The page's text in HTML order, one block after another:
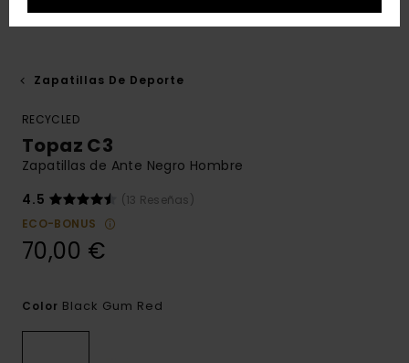
Zapatillas De Deporte
RECYCLED
Topaz C3
Zapatillas de Ante Negro Hombre
4.5
(13 Reseñas)
ECO-BONUS
70,00 €
Color Black Gum Red